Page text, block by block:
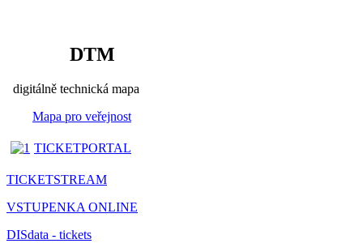
DTM
digitálně technická mapa
Mapa pro veřejnost
TICKETPORTAL
TICKETSTREAM
VSTUPENKA ONLINE
DISdata - tickets